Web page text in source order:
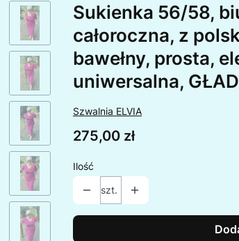
Sukienka 56/58,
całoroczna, z
bawełny, prosta,
uniwersalna,
Szwalnia ELVIA
Cena
275,00 zł
Ilość
szt.